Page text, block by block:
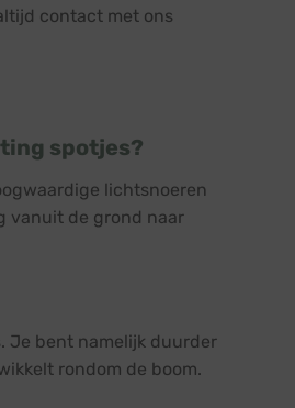
contact met ons
spotjes?
lichtsnoeren
vanuit de grond naar
Je bent namelijk duurder
rondom de boom.